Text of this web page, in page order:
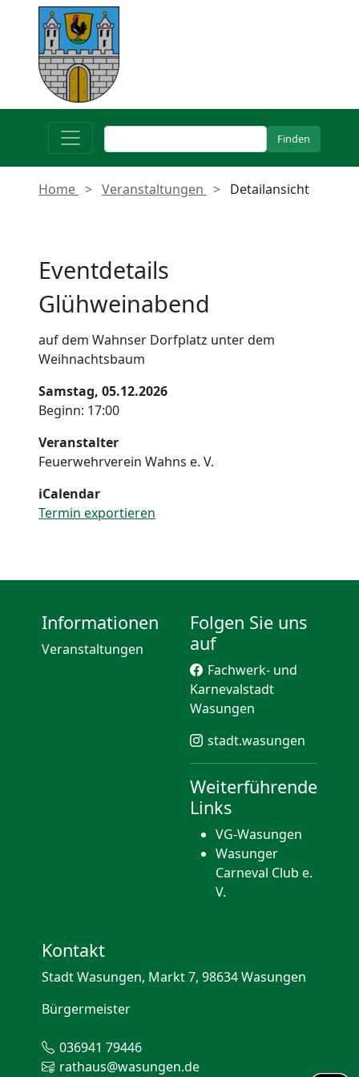
Home Veranstaltungen Detailansicht
Eventdetails
Glühweinabend
auf dem Wahnser Dorfplatz unter dem
Weihnachtsbaum
Samstag, 05.12.2026
Beginn: 17:00
Veranstalter
Feuerwehrverein Wahns e. V.
iCalendar
Termin exportieren
Informationen
Veranstaltungen
Folgen Sie uns
auf
Fachwerk- und
Karnevalstadt
Wasungen
stadt.wasungen
Weiterführende
Links
VG-Wasungen
Wasunger
Carneval Club e.
V.
Kontakt
Stadt Wasungen, Markt 7, 98634 Wasungen
Bürgermeister
036941 79446
rathaus@wasungen.de